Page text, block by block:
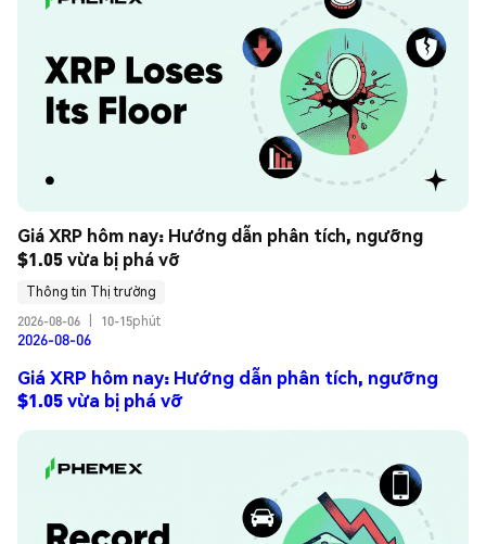
Giá XRP hôm nay: Hướng dẫn phân tích, ngưỡng
$1.05 vừa bị phá vỡ
Thông tin Thị trường
2026-08-06
10-15phút
2026-08-06
Giá XRP hôm nay: Hướng dẫn phân tích, ngưỡng
$1.05 vừa bị phá vỡ